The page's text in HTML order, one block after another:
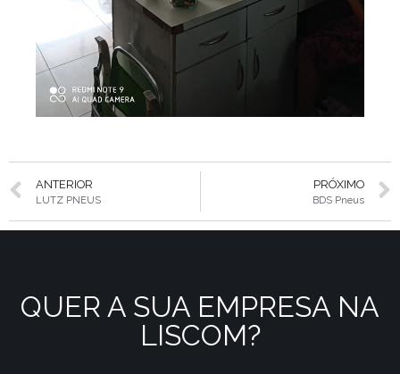
ANTERIOR
LUTZ PNEUS
PRÓXIMO
BDS Pneus
QUER A SUA EMPRESA NA
LISCOM?